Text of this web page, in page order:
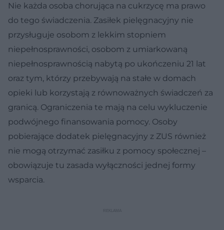
Nie każda osoba chorująca na cukrzycę ma prawo
do tego świadczenia. Zasiłek pielęgnacyjny nie
przysługuje osobom z lekkim stopniem
niepełnosprawności, osobom z umiarkowaną
niepełnosprawnością nabytą po ukończeniu 21 lat
oraz tym, którzy przebywają na stałe w domach
opieki lub korzystają z równoważnych świadczeń za
granicą. Ograniczenia te mają na celu wykluczenie
podwójnego finansowania pomocy. Osoby
pobierające dodatek pielęgnacyjny z ZUS również
nie mogą otrzymać zasiłku z pomocy społecznej –
obowiązuje tu zasada wyłączności jednej formy
wsparcia.